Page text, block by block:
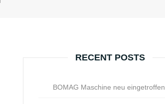
RECENT POSTS
BOMAG Maschine neu eingetroffen